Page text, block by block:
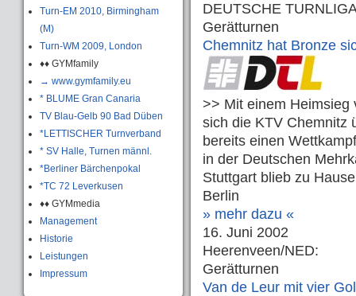
Turn-EM 2010, Birmingham
(M)
Turn-WM 2009, London
♦♦ GYMfamily
→ www.gymfamily.eu
* BLUME Gran Canaria
TV Blau-Gelb 90 Bad Düben
*LETTISCHER Turnverband
* SV Halle, Turnen männl.
*Berliner Bärchenpokal
*TC 72 Leverkusen
♦♦ GYMmedia
Management
Historie
Leistungen
Impressum
DEUTSCHE
Gerätturnen
Chemnitz hat Bronze
>> Mit einem Heimsieg
sich die KTV Chemnitz
bereits einen
in der Deutschen
Stuttgart blieb zu
Berlin
» mehr dazu «
16. Juni 2002
Heerenveen/NED:
Gerätturnen
Van de Leur mit vier